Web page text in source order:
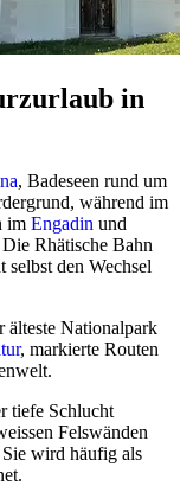
in
, Badeseen rund um
während im
im Engadin und
Rhätische Bahn
selbst den Wechsel
Nationalpark
, markierte Routen
tiefe Schlucht
Felswänden
wird häufig als